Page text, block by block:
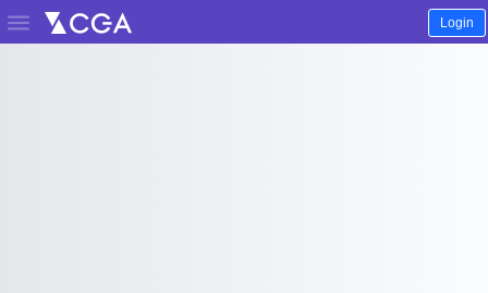
 Login